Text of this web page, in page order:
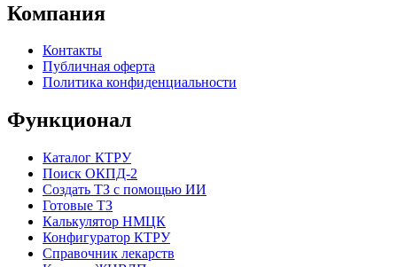
Компания
Контакты
Публичная оферта
Политика конфиденциальности
Функционал
Каталог КТРУ
Поиск ОКПД-2
Создать ТЗ с помощью ИИ
Готовые ТЗ
Калькулятор НМЦК
Конфигуратор КТРУ
Справочник лекарств